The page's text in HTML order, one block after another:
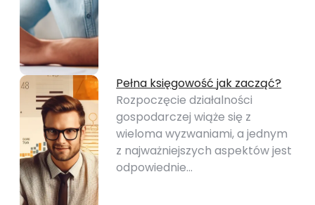
Pełna księgowość jak zacząć?
Rozpoczęcie działalności
gospodarczej wiąże się z
wieloma wyzwaniami, a jednym
z najważniejszych aspektów jest
odpowiednie…